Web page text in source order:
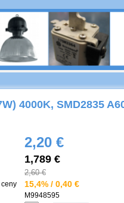
4000K, SMD2835
2,20 €
1,789 €
2,60 €
15,4% / 0,40 €
M9948595